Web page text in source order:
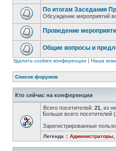
По итогам Заседания
Обсуждение мероприятий
Проведение
Общие вопросы и
Удалить cookies конференции | Наша
Список форумов
Кто сейчас на конференции
Всего посетителей: 21 , из
Больше всего посетителей (
Зарегистрированные
Легенда :: Администраторы